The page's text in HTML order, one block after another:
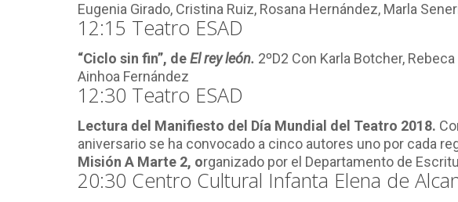
Eugenia Girado, Cristina Ruiz, Rosana Hernández, Marla
12:15 Teatro ESAD
“Ciclo sin fin”, deEl rey león. 2ºD2 Con Karla Botcher,
Ainhoa Fernández
12:30 Teatro ESAD
Lectura del Manifiesto del Día Mundial del Teatro 2018.
aniversario se ha convocado a cinco autores uno por cada
Misión A Marte 2, organizado por el Departamento de
20:30 Centro Cultural Infanta Elena de